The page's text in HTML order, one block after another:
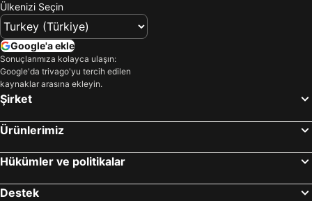
Ülkenizi Seçin
Google'a ekle
Sonuçlarımıza kolayca ulaşın:
Google'da trivago'yu tercih edilen
kaynaklar arasına ekleyin.
Şirket
Ürünlerimiz
Hükümler ve politikalar
Destek